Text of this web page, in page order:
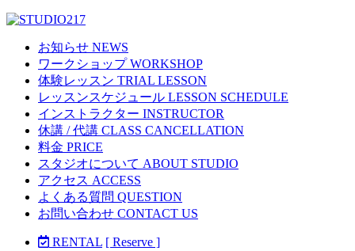
お知らせ NEWS
ワークショップ WORKSHOP
体験レッスン TRIAL LESSON
レッスンスケジュール LESSON SCHEDULE
インストラクター INSTRUCTOR
休講 / 代講 CLASS CANCELLATION
料金 PRICE
スタジオについて ABOUT STUDIO
アクセス ACCESS
よくある質問 QUESTION
お問い合わせ CONTACT US
RENTAL [ Reserve ]